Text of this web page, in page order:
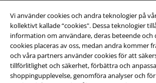
Vi använder cookies och andra teknologier på
kollektivt kallade “cookies". Dessa teknologier
information om användare, deras beteende och
cookies placeras av oss, medan andra kommer
och våra partners använder cookies för att
tillförlitlighet och säkerhet, förbättra och
shoppingupplevelse, genomföra analyser och för
Juridisk information/Villkor